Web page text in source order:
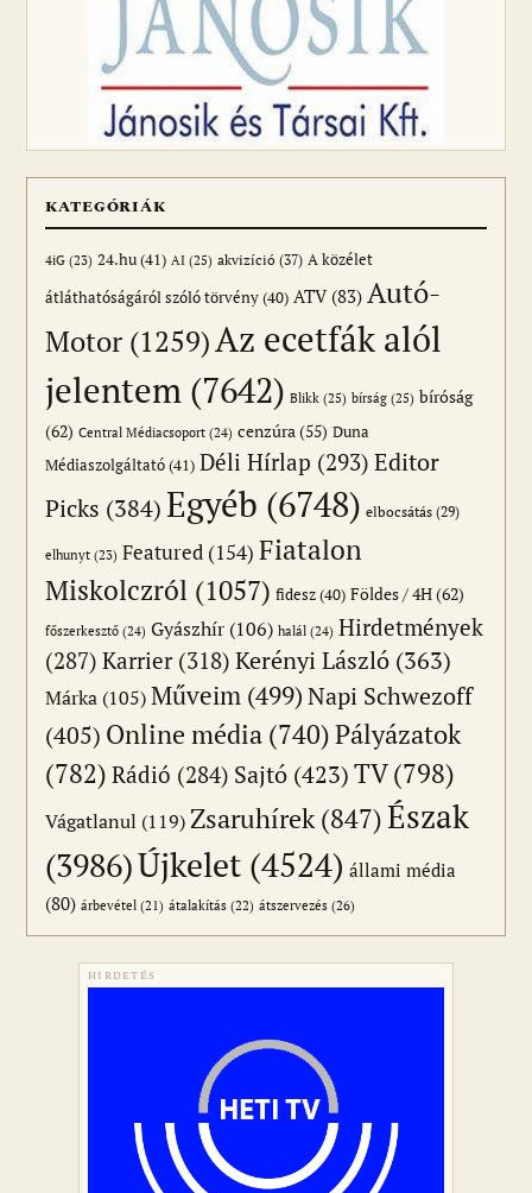
KATEGÓRIÁK
4iG (23) 24.hu(41) AI (25) akvizíció (37) A közélet
átláthatóságáról szóló törvény(40) ATV(83) Autó-
Motor (1259)Az ecetfák alól
jelentem (7642) Blikk (25) bírság (25) bíróság
(62) Central Médiacsoport (24) cenzúra(55) Duna
Médiaszolgáltató(41) Déli Hírlap (293) Editor
Picks (384)Egyéb (6748) elbocsátás (29)
elhunyt (23) Featured (154) Fiatalon
Miskolczról (1057) fidesz(40) Földes / 4H(62)
főszerkesztő (24) Gyászhír (106) halál (24) Hirdetmények
(287) Karrier(318) Kerényi László (363)
Márka (105) Műveim (499)Napi Schwezoff
(405) Online média (740)Pályázatok
(782) Rádió (284) Sajtó (423)TV(798)
Vágatlanul (119) Zsaruhírek (847)Észak
(3986)Újkelet (4524) állami média
(80) árbevétel (21) átalakítás (22) átszervezés (26)
HIRDETÉS